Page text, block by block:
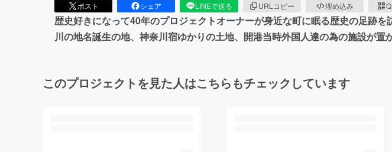
ポスト シェア LINEで送る URLコピー 埋め込み
歴史好きになって40年のプロジェクトオーナーが身近な町に眠る歴史の足跡
川の地名誕生の地、神奈川宿ゆかりの土地、開港当時外国人達の為の施設が
このプロジェクトを見た人はこちらもチェックしています